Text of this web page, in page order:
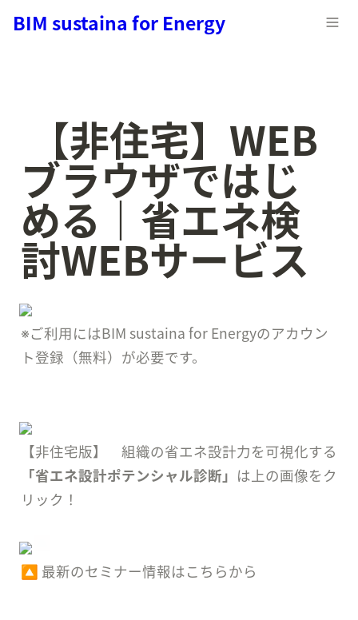
BIM sustaina for Energy
ブラウザではじ
める｜省エネ検
討WEBサービス
※ご利用にはBIM sustaina for Energyのアカウン
ト登録（無料）が必要です。
【非住宅版】　組織の省エネ設計力を可視化する
「省エネ設計ポテンシャル診断」 は上の画像をク
リック！
🔼 最新のセミナー情報はこちらから